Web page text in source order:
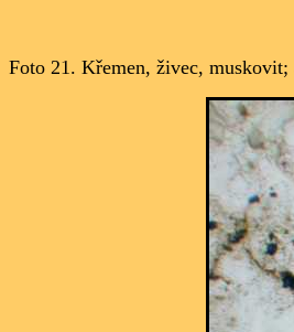
Foto 21. Křemen, živec,